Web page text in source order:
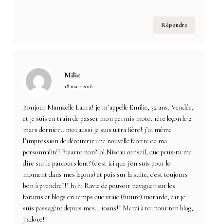
Répondre
Milie
18 mars 2016
Bonjour Mamzelle Laura! je m’appelle Emilie, 32 ans, Vendée,
et je suis en train de passer mon permis moto, 1ère leçon le 2
mars dernier… moi aussi je suis ultra fière! j’ai même
l’impression de découvrir une nouvelle facette de ma
personnalité! Bizarre non? lol Niveau conseil, que peux-tu me
dire sur le parcours lent? (c’est ici que j’en suis pour le
moment dans mes leçons) et puis sur la suite, c’est toujours
bon à prendre!!! hi hi Ravie de pouvoir naviguer sur les
forums et blogs en temps que vraie (future) motarde, car je
suis passagère depuis mes… 10ans!! Merci à toi pour ton blog,
j’adore!!